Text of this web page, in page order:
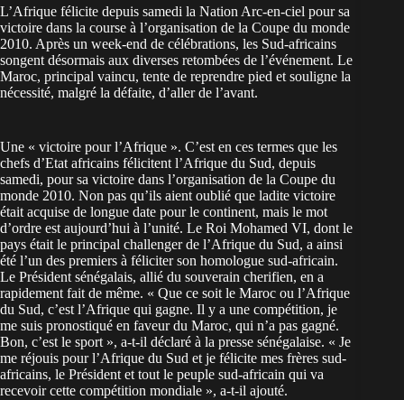
L’Afrique félicite depuis samedi la Nation Arc-en-ciel pour sa
victoire dans la course à l’organisation de la Coupe du monde
2010. Après un week-end de célébrations, les Sud-africains
songent désormais aux diverses retombées de l’événement. Le
Maroc, principal vaincu, tente de reprendre pied et souligne la
nécessité, malgré la défaite, d’aller de l’avant.
Une « victoire pour l’Afrique ». C’est en ces termes que les
chefs d’Etat africains félicitent l’Afrique du Sud, depuis
samedi, pour sa victoire dans l’organisation de la Coupe du
monde 2010. Non pas qu’ils aient oublié que ladite victoire
était acquise de longue date pour le continent, mais le mot
d’ordre est aujourd’hui à l’unité. Le Roi Mohamed VI, dont le
pays était le principal challenger de l’Afrique du Sud, a ainsi
été l’un des premiers à féliciter son homologue sud-africain.
Le Président sénégalais, allié du souverain cherifien, en a
rapidement fait de même. « Que ce soit le Maroc ou l’Afrique
du Sud, c’est l’Afrique qui gagne. Il y a une compétition, je
me suis pronostiqué en faveur du Maroc, qui n’a pas gagné.
Bon, c’est le sport », a-t-il déclaré à la presse sénégalaise. « Je
me réjouis pour l’Afrique du Sud et je félicite mes frères sud-
africains, le Président et tout le peuple sud-africain qui va
recevoir cette compétition mondiale », a-t-il ajouté.